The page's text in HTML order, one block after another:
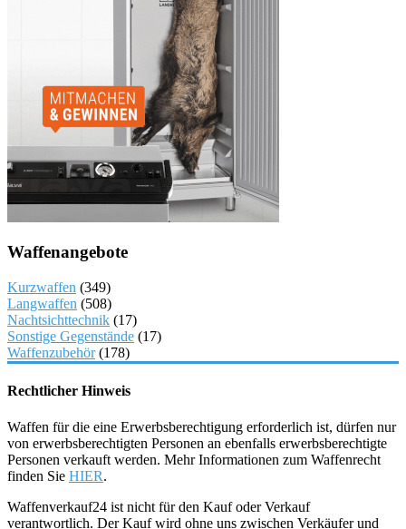
Waffenangebote
Kurzwaffen (349)
Langwaffen (508)
Nachtsichttechnik (17)
Sonstige Gegenstände (17)
Waffenzubehör(178)
Rechtlicher Hinweis
Waffen für die eine Erwerbsberechtigung erforderlich ist, dürfen nur
von erwerbsberechtigten Personen an ebenfalls erwerbsberechtigte
Personen verkauft werden. Mehr Informationen zum Waffenrecht
finden Sie HIER.
Waffenverkauf24 ist nicht für den Kauf oder Verkauf
verantwortlich. Der Kauf wird ohne uns zwischen Verkäufer und